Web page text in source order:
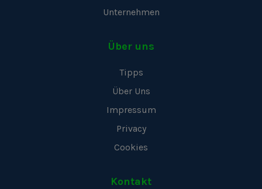
Unternehmen
Über uns
Tipps
Über Uns
Impressum
Privacy
Cookies
Kontakt